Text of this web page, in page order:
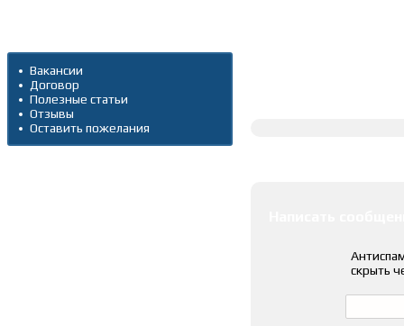
скрыть
Вакансии
Договор
Полезные статьи
Отзывы
Оставить пожелания